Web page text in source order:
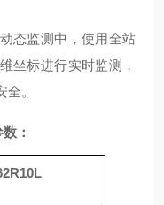
态监测中，使用全站
坐标进行实时监测，
。
：